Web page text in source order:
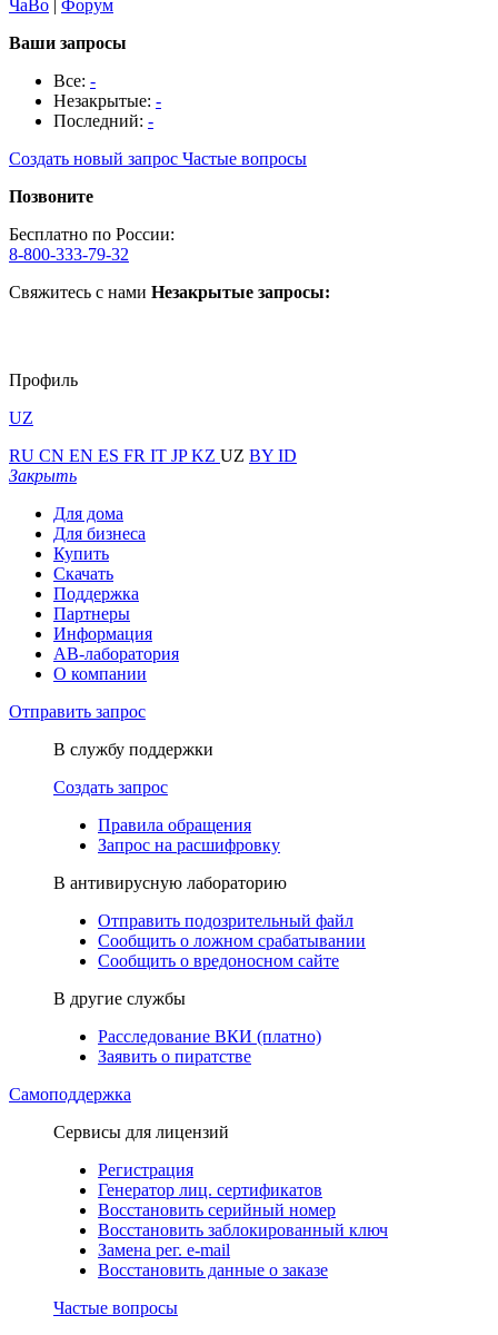
ЧаВо | Форум
Ваши запросы
Все: -
Незакрытые: -
Последний: -
Создать новый запрос Частые вопросы
Позвоните
Бесплатно по России:
8-800-333-79-32
Свяжитесь с нами Незакрытые запросы:
Профиль
UZ
RU CN EN ES FR IT JPKZ UZ BY ID
Закрыть
Для дома
Для бизнеса
Купить
Скачать
Поддержка
Партнеры
Информация
АВ-лаборатория
О компании
Отправить запрос
В службу поддержки
Создать запрос
Правила обращения
Запрос на расшифровку
В антивирусную лабораторию
Отправить подозрительный файл
Сообщить о ложном срабатывании
Сообщить о вредоносном сайте
В другие службы
Расследование ВКИ (платно)
Заявить о пиратстве
Самоподдержка
Сервисы для лицензий
Регистрация
Генератор лиц. сертификатов
Восстановить серийный номер
Восстановить заблокированный ключ
Замена рег. e-mail
Восстановить данные о заказе
Частые вопросы